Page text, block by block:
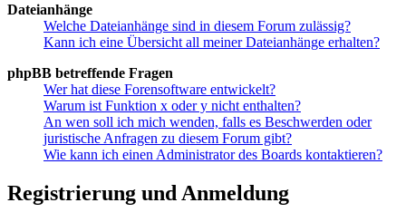
Dateianhänge
Welche Dateianhänge sind in diesem Forum zulässig?
Kann ich eine Übersicht all meiner Dateianhänge erhalten?
phpBB betreffende Fragen
Wer hat diese Forensoftware entwickelt?
Warum ist Funktion x oder y nicht enthalten?
An wen soll ich mich wenden, falls es Beschwerden oder
juristische Anfragen zu diesem Forum gibt?
Wie kann ich einen Administrator des Boards kontaktieren?
Registrierung und Anmeldung